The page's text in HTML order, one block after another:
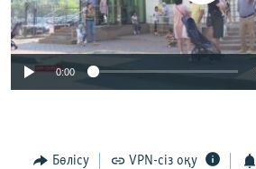
0:00
Бөлісу VPN-сіз оқу